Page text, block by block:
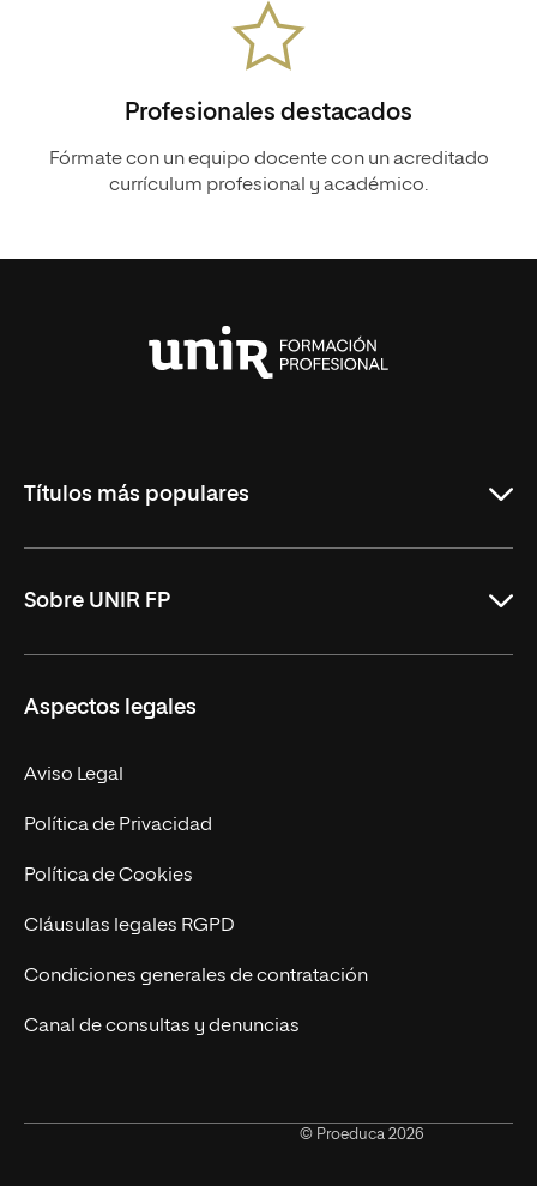
Profesionales destacados
Fórmate con un equipo docente con un acreditado
currículum profesional y académico.
Títulos más populares
DAM Online
DAW Online
Administración y Finanzas Online
Marketing y Publicidad Online
Sobre UNIR FP
Revista UNIR FP
Grados superiores
Becas para Formación Profesional
Aspectos legales
Aviso Legal
Política de Privacidad
Política de Cookies
Cláusulas legales RGPD
Condiciones generales de contratación
Canal de consultas y denuncias
© Proeduca 2026